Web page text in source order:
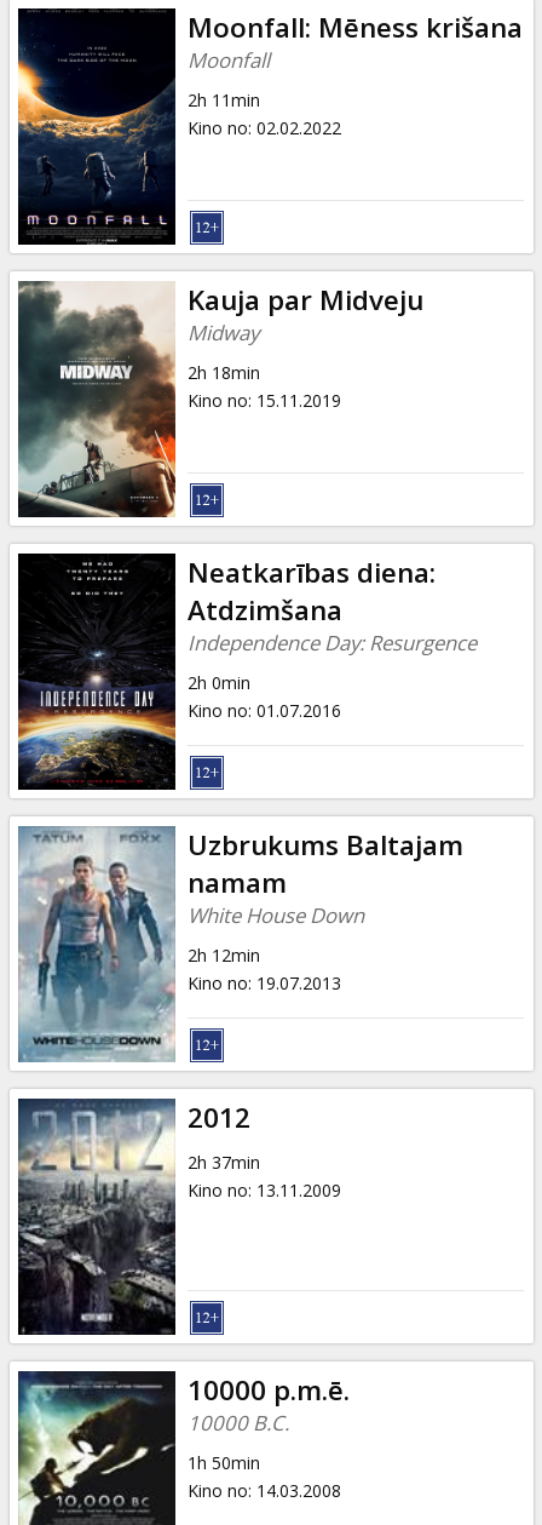
B2B
Kino
Klubs
Moonfall: Mēness krišana
Moonfall
2h 11min
Kino no: 02.02.2022
Kauja par Midveju
Midway
2h 18min
Kino no: 15.11.2019
Neatkarības diena:
Atdzimšana
Independence Day: Resurgence
2h 0min
Kino no: 01.07.2016
Uzbrukums Baltajam
namam
White House Down
2h 12min
Kino no: 19.07.2013
2012
2h 37min
Kino no: 13.11.2009
10000 p.m.ē.
10000 B.C.
1h 50min
Kino no: 14.03.2008